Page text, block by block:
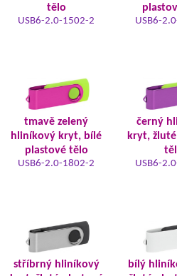
tělo
USB6-2.0-1502-2 USB6-
tmavě zelený
hliníkový kryt, bílé
plastové tělo
USB6-2.0-1802-2
černý
kryt,
USB6-
stříbrný hliníkový
bílý